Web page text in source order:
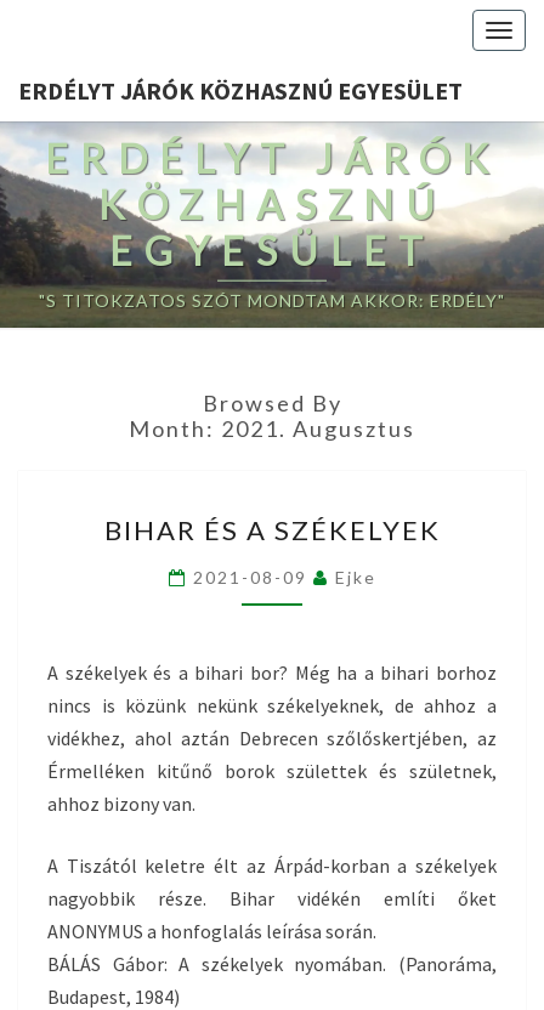
ERDÉLYT JÁRÓK KÖZHASZNÚ EGYESÜLET
ERDÉLYT JÁRÓK
KÖZHASZNÚ
EGYESÜLET
"S TITOKZATOS SZÓT MONDTAM AKKOR: ERDÉLY"
Browsed By
Month: 2021. Augusztus
ÉS
A
SZÉKELYEK
BIHAR ÉS A SZÉKELYEK
2021-08-09 Ejke
A székelyek és a bihari bor? Még ha a bihari borhoz
nincs is közünk nekünk székelyeknek, de ahhoz a
vidékhez, ahol aztán Debrecen szőlőskertjében, az
Érmelléken kitűnő borok születtek és születnek,
ahhoz bizony van.
A Tiszától keletre élt az Árpád-korban a székelyek
nagyobbik része. Bihar vidékén említi őket
ANONYMUS a honfoglalás leírása során.
BÁLÁS Gábor: A székelyek nyomában. (Panoráma,
Budapest, 1984)